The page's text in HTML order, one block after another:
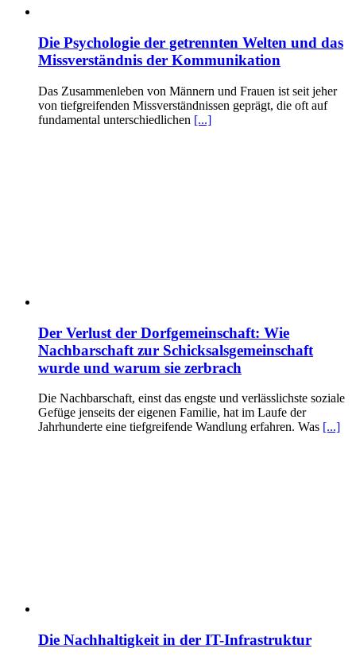
Die Psychologie der getrennten Welten und das
Missverständnis der Kommunikation
Das Zusammenleben von Männern und Frauen ist seit jeher
von tiefgreifenden Missverständnissen geprägt, die oft auf
fundamental unterschiedlichen [...]
Der Verlust der Dorfgemeinschaft: Wie
Nachbarschaft zur Schicksalsgemeinschaft
wurde und warum sie zerbrach
Die Nachbarschaft, einst das engste und verlässlichste soziale
Gefüge jenseits der eigenen Familie, hat im Laufe der
Jahrhunderte eine tiefgreifende Wandlung erfahren. Was [...]
Die Nachhaltigkeit in der IT-Infrastruktur